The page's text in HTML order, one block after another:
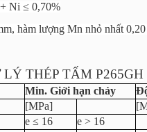
Ni ≤ 0,70%
hàm lượng Mn nhỏ nhất
THÉP TẤM P265GH
Min. Giới hạn chảy
[MPa]
e ≤ 16
e > 16